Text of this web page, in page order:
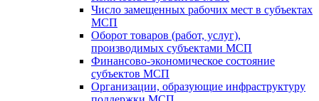
Число замещенных рабочих мест в субъектах
МСП
Оборот товаров (работ, услуг),
производимых субъектами МСП
Финансово-экономическое состояние
субъектов МСП
Организации, образующие инфраструктуру